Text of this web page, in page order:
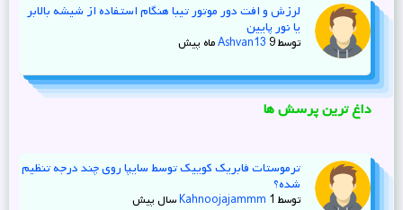
لرزش و افت دور موتور تیبا هنگام استفاده از شیشه‌ بالابر
یا نور پایین
توسط Ashvan13 9 ماه پیش
داغ ترین پرسش ها
ترموستات فابریک کوییک توسط سایپا روی چند درجه تنظیم
شده؟
توسط Kahnoojajammm 1 سال پیش